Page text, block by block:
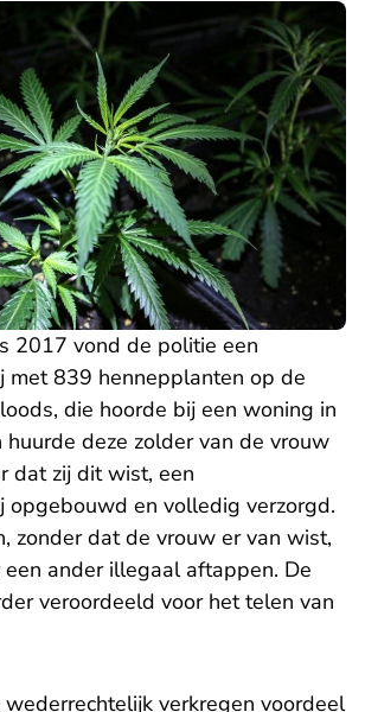
2017 vond de politie een
met 839 hennepplanten op de
die hoorde bij een woning in
huurde deze zolder van de vrouw
dat zij dit wist, een
opgebouwd en volledig verzorgd.
zonder dat de vrouw er van wist,
ander illegaal aftappen. De
veroordeeld voor het telen van
verkregen voordeel